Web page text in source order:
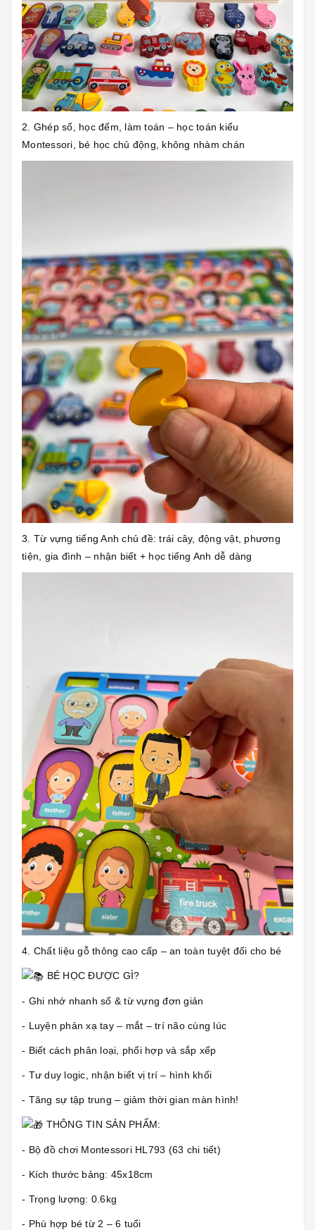
2. Ghép số, học đếm, làm toán – học toán kiểu
Montessori, bé học chủ động, không nhàm chán
3. Từ vựng tiếng Anh chủ đề: trái cây, động vật, phương
tiện, gia đình – nhận biết + học tiếng Anh dễ dàng
4. Chất liệu gỗ thông cao cấp – an toàn tuyệt đối cho bé
BÉ HỌC ĐƯỢC GÌ?
- Ghi nhớ nhanh số & từ vựng đơn giản
- Luyện phản xạ tay – mắt – trí não cùng lúc
- Biết cách phân loại, phối hợp và sắp xếp
- Tư duy logic, nhận biết vị trí – hình khối
- Tăng sự tập trung – giảm thời gian màn hình!
THÔNG TIN SẢN PHẨM:
- Bộ đồ chơi Montessori HL793 (63 chi tiết)
- Kích thước bảng: 45x18cm
- Trọng lượng: 0.6kg
- Phù hợp bé từ 2 – 6 tuổi